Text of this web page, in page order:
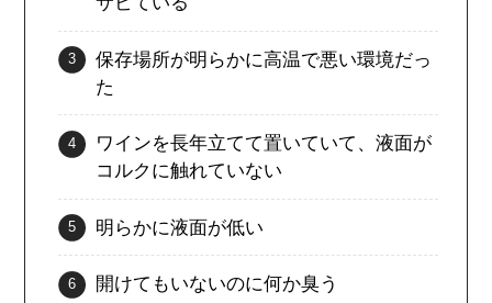
保存場所が明らかに高温で悪い環境だっ
た
ワインを長年立てて置いていて、液面が
コルクに触れていない
明らかに液面が低い
開けてもいないのに何か臭う